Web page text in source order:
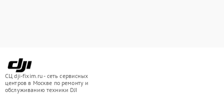
СЦ dji-fixim.ru - сеть сервисных
центров в Москве по ремонту и
обслуживанию техники DJI